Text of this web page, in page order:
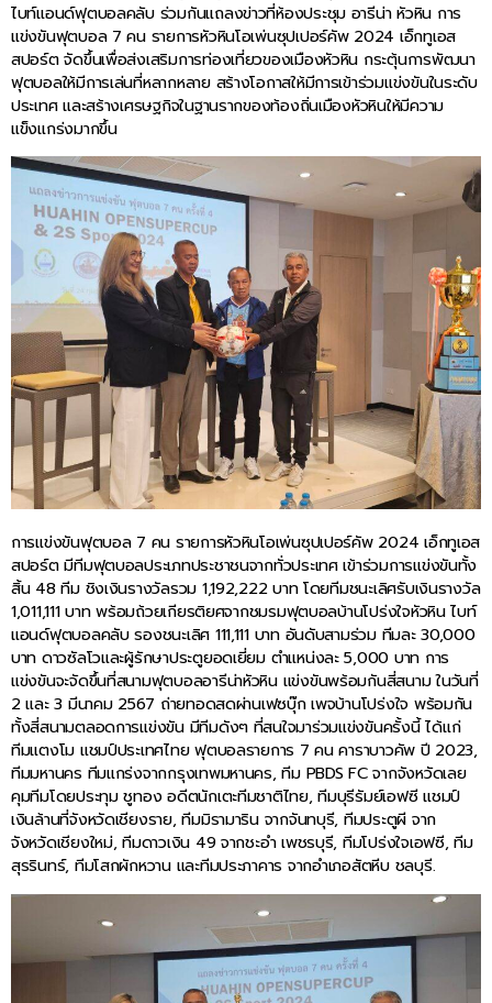
ไบท์แอนด์ฟุตบอลคลับ ร่วมกันแถลงข่าวที่ห้องประชุม อารีน่า หัวหิน การ
แข่งขันฟุตบอล 7 คน รายการหัวหินโอเพ่นซุปเปอร์คัพ 2024 เอ็กทูเอส
สปอร์ต จัดขึ้นเพื่อส่งเสริมการท่องเที่ยวของเมืองหัวหิน กระตุ้นการพัฒนา
ฟุตบอลให้มีการเล่นที่หลากหลาย สร้างโอกาสให้มีการเข้าร่วมแข่งขันในระดับ
ประเทศ และสร้างเศรษฐกิจในฐานรากของท้องถิ่นเมืองหัวหินให้มีความ
แข็งแกร่งมากขึ้น
การแข่งขันฟุตบอล 7 คน รายการหัวหินโอเพ่นซุปเปอร์คัพ 2024 เอ็กทูเอส
สปอร์ต มีทีมฟุตบอลประเภทประชาชนจากทั่วประเทศ เข้าร่วมการแข่งขันทั้ง
สิ้น 48 ทีม ชิงเงินรางวัลรวม 1,192,222 บาท โดยทีมชนะเลิศรับเงินรางวัล
1,011,111 บาท พร้อมถ้วยเกียรติยศจากชมรมฟุตบอลบ้านโปร่งใจหัวหิน ไบท์
แอนด์ฟุตบอลคลับ รองชนะเลิศ 111,111 บาท อันดับสามร่วม ทีมละ 30,000
บาท ดาวซัลโวและผู้รักษาประตูยอดเยี่ยม ตำแหน่งละ 5,000 บาท การ
แข่งขันจะจัดขึ้นที่สนามฟุตบอลอารีน่าหัวหิน แข่งขันพร้อมกันสี่สนาม ในวันที่
2 และ 3 มีนาคม 2567 ถ่ายทอดสดผ่านเฟซบุ๊ก เพจบ้านโปร่งใจ พร้อมกัน
ทั้งสี่สนามตลอดการแข่งขัน มีทีมดังๆ ที่สนใจมาร่วมแข่งขันครั้งนี้ ได้แก่
ทีมแตงโม แชมป์ประเทศไทย ฟุตบอลรายการ 7 คน คาราบาวคัพ ปี 2023,
ทีมมหานคร ทีมแกร่งจากกรุงเทพมหานคร, ทีม PBDS FC จากจังหวัดเลย
คุมทีมโดยประทุม ชูทอง อดีตนักเตะทีมชาติไทย, ทีมบุรีรัมย์เอฟซี แชมป์
เงินล้านที่จังหวัดเชียงราย, ทีมมิรามาริน จากจันทบุรี, ทีมประตูผี จาก
จังหวัดเชียงใหม่, ทีมดาวเงิน 49 จากชะอำ เพชรบุรี, ทีมโปร่งใจเอฟซี, ทีม
สุรรินทร์, ทีมโสกผักหวาน และทีมประภาคาร จากอำเภอสัตหีบ ชลบุรี.